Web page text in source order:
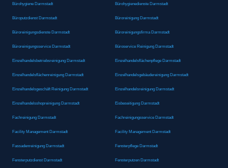
Bürohygiene Darmstadt Bürohygienedienste Darmstadt
Büroputzdienst Darmstadt Büroreinigung Darmstadt
Büroreinigungsdienste Darmstadt Büroreinigungsfirma Darmstadt
Büroreinigungsservice Darmstadt Büroservice Reinigung Darmstadt
Einzelhandelsbetriebsreinigung Darmstadt Einzelhandelsflächenpflege Darmstadt
Einzelhandelsflächenreinigung Darmstadt Einzelhandelsgebäudereinigung Darmstadt
Einzelhandelsgeschäft Reinigung Darmstadt Einzelhandelsreinigung Darmstadt
Einzelhandelsshopreinigung Darmstadt Eisbeseitigung Darmstadt
Fachreinigung Darmstadt Fachreinigungsservice Darmstadt
Facility Management Darmstadt Facility Management Darmstadt
Fassadenreinigung Darmstadt Fensterpflege Darmstadt
Fensterputzdienst Darmstadt Fensterputzen Darmstadt